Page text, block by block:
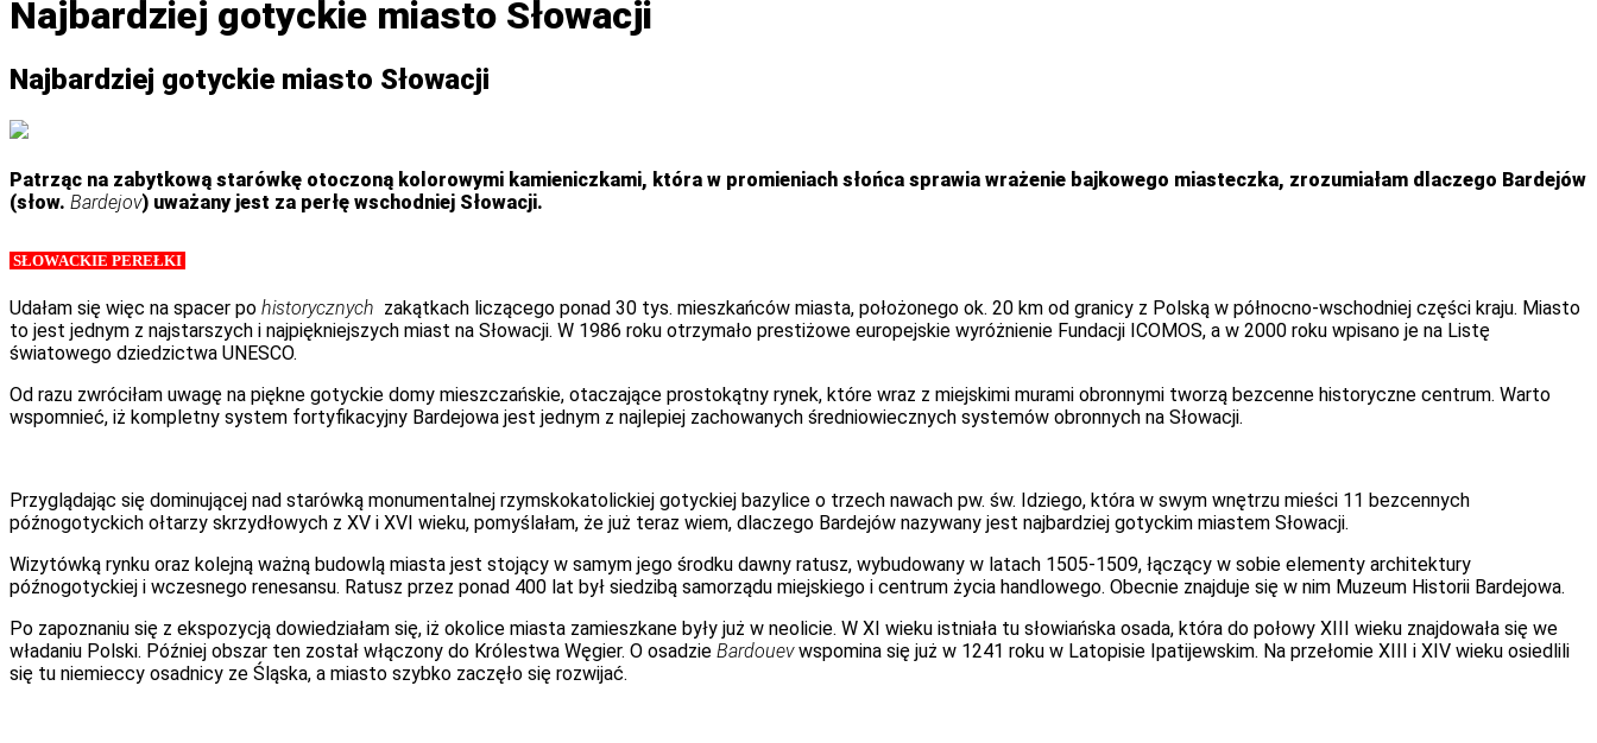
Najbardziej gotyckie miasto Słowacji
Najbardziej gotyckie miasto Słowacji
Patrząc na zabytkową starówkę otoczoną kolorowymi kamieniczkami, która w promieniach słońca sprawia wrażenie bajkowego miasteczka, zrozumiałam dlaczego Bardejów
(słow. Bardejov) uważany jest za perłę wschodniej Słowacji.
SŁOWACKIE PEREŁKI
Udałam się więc na spacer po historycznych zakątkach liczącego ponad 30 tys. mieszkańców miasta, położonego ok. 20 km od granicy z Polską w północno-wschodniej części kraju. Miasto
to jest jednym z najstarszych i najpiękniejszych miast na Słowacji. W 1986 roku otrzymało prestiżowe europejskie wyróżnienie Fundacji ICOMOS, a w 2000 roku wpisano je na Listę
światowego dziedzictwa UNESCO.
Od razu zwróciłam uwagę na piękne gotyckie domy mieszczańskie, otaczające prostokątny rynek, które wraz z miejskimi murami obronnymi tworzą bezcenne historyczne centrum. Warto
wspomnieć, iż kompletny system fortyfikacyjny Bardejowa jest jednym z najlepiej zachowanych średniowiecznych systemów obronnych na Słowacji.
Przyglądając się dominującej nad starówką monumentalnej rzymskokatolickiej gotyckiej bazylice o trzech nawach pw. św. Idziego, która w swym wnętrzu mieści 11 bezcennych
późnogotyckich ołtarzy skrzydłowych z XV i XVI wieku, pomyślałam, że już teraz wiem, dlaczego Bardejów nazywany jest najbardziej gotyckim miastem Słowacji.
Wizytówką rynku oraz kolejną ważną budowlą miasta jest stojący w samym jego środku dawny ratusz, wybudowany w latach 1505-1509, łączący w sobie elementy architektury
późnogotyckiej i wczesnego renesansu. Ratusz przez ponad 400 lat był siedzibą samorządu miejskiego i centrum życia handlowego. Obecnie znajduje się w nim Muzeum Historii Bardejowa.
Po zapoznaniu się z ekspozycją dowiedziałam się, iż okolice miasta zamieszkane były już w neolicie. W XI wieku istniała tu słowiańska osada, która do połowy XIII wieku znajdowała się we
władaniu Polski. Później obszar ten został włączony do Królestwa Węgier. O osadzie Bardouevwspomina się już w 1241 roku w Latopisie Ipatijewskim. Na przełomie XIII i XIV wieku osiedlili
się tu niemieccy osadnicy ze Śląska, a miasto szybko zaczęło się rozwijać.